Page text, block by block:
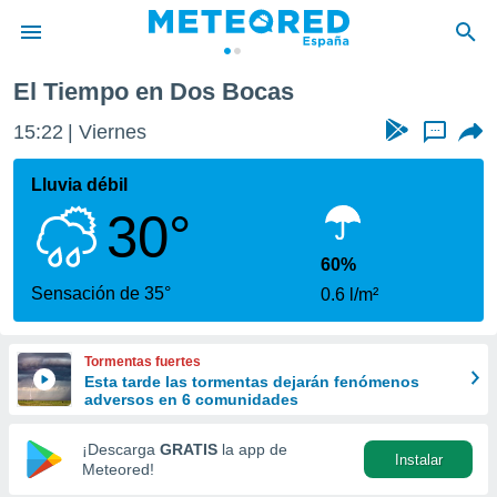
de
por
se
calidad.
a este
las
y
forma
digital
basada
El Tiempo en Dos Bocas
15:22 Viernes ...
Lluvia débil
30°
Sensación de 35°
60%
0.6 l/m²
Tormentas fuertes
Esta tarde las tormentas dejarán fenómenos
adversos en 6 comunidades
¡Descarga GRATIS la app de
Meteored!
Instalar